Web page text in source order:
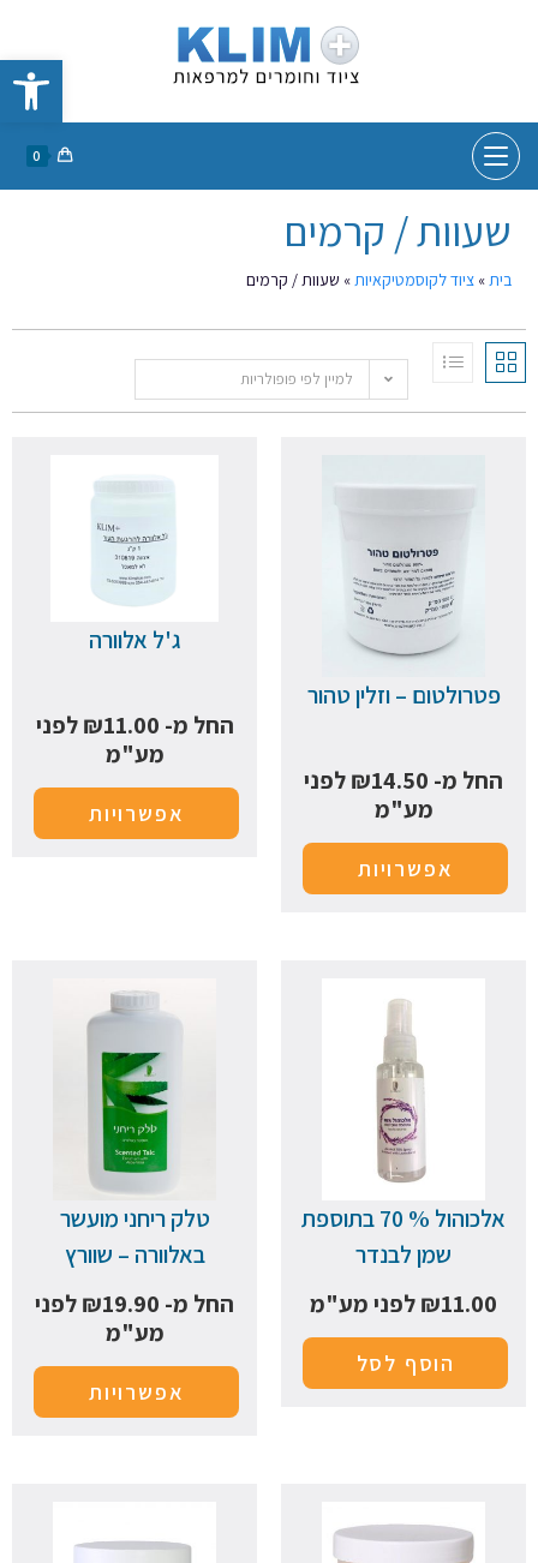
פתח סרגל נגישות
0
שעוות / קרמים
בית»ציוד לקוסמטיקאיות» שעוות / קרמים
למיין לפי פופולריות
פטרולטום – וזלין טהור
החל מ- ₪14.50
לפני
מע"מ
אפשרויות
ג'ל אלוורה
החל מ- ₪11.00
לפני
מע"מ
אפשרויות
אלכוהול % 70 בתוספת
שמן לבנדר
₪11.00 לפני מע"מ
הוסף לסל
טלק ריחני מועשר
באלוורה – שוורץ
החל מ-
₪19.90
לפני
מע"מ
אפשרויות